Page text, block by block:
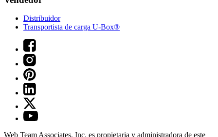
Distribuidor
Transportista de carga U-Box®
Web Team Associates, Inc. es propietaria y administradora de este